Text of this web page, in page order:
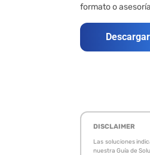
formato o
Descargar
DISCLAIMER
Las soluciones
nuestra Guía de